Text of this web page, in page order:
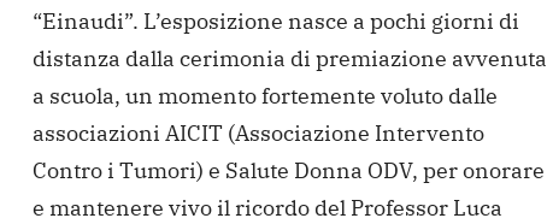
“Einaudi”. L’esposizione nasce a pochi giorni di
distanza dalla cerimonia di premiazione avvenuta
a scuola, un momento fortemente voluto dalle
associazioni AICIT (Associazione Intervento
Contro i Tumori) e Salute Donna ODV, per onorare
e mantenere vivo il ricordo del Professor Luca